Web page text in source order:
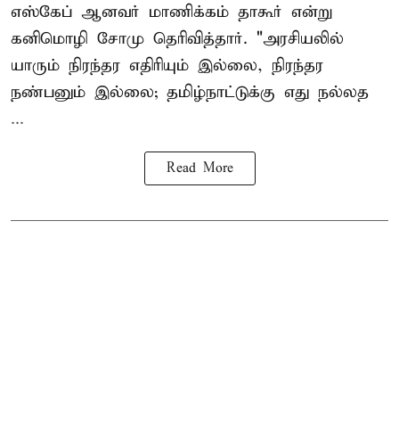
எஸ்கேப் ஆனவர் மாணிக்கம் தாகூர் என்று
கனிமொழி சோமு தெரிவித்தார். "அரசியலில்
யாரும் நிரந்தர எதிரியும் இல்லை, நிரந்தர
நண்பனும் இல்லை; தமிழ்நாட்டுக்கு எது நல்லத
...
Read More